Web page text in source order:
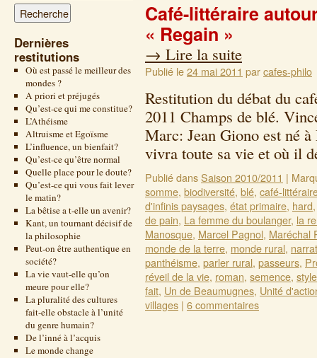
Dernières
restitutions
Où est passé le meilleur des
mondes ?
A priori et préjugés
Qu’est-ce qui me constitue?
L’Athéisme
Altruisme et Egoïsme
L’influence, un bienfait?
Qu’est-ce qu’être normal
Quelle place pour le doute?
Qu’est-ce qui vous fait lever
le matin?
La bêtise a t-elle un avenir?
Kant, un tournant décisif de
la philosophie
Peut-on être authentique en
société?
La vie vaut-elle qu’on
meure pour elle?
La pluralité des cultures
fait-elle obstacle à l’unité
du genre humain?
De l’inné à l’acquis
Le monde change
Café-littéraire
« Regain »
→ Lire la suite
Publié le24 mai 2011 parcafes-philo
Restitution du débat du
2011 Champs de blé.
Marc: Jean Giono est né
vivra toute sa vie et où il
Publié dansSaison 2010/2011 |
somme, biodiversité, blé, café-
d'infinis paysages, état primaire, hard
de pain, La femme du boulanger, la
Manosque, Marcel Pagnol, Maréchal
monde de la terre, monde rural,
panthéisme, parler rural, passeurs,
réveil de la vie, roman, semence, style
fait, Un de Beaumugnes, Unité
villages | 6 commentaires